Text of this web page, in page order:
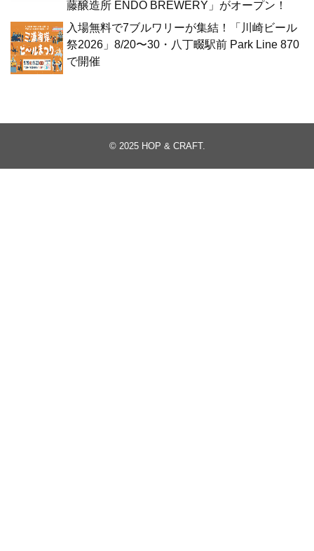
藤醸造所 ENDO BREWERY」がオープン！
入場無料で7ブルワリーが集結！「川崎ビール
祭2026」8/20〜30・八丁畷駅前 Park Line 870
で開催
© 2025 HOP & CRAFT.